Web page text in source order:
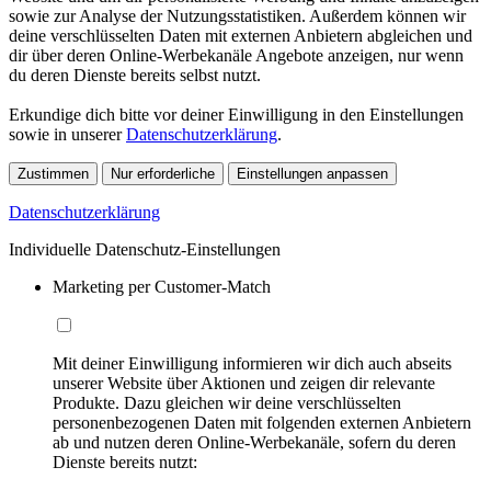
sowie zur Analyse der Nutzungsstatistiken. Außerdem können wir
deine verschlüsselten Daten mit externen Anbietern abgleichen und
dir über deren Online-Werbekanäle Angebote anzeigen, nur wenn
du deren Dienste bereits selbst nutzt.
Erkundige dich bitte vor deiner Einwilligung in den Einstellungen
sowie in unsererDatenschutzerklärung.
Zustimmen Nur erforderliche Einstellungen anpassen
Datenschutzerklärung
Individuelle Datenschutz-Einstellungen
Marketing per Customer-Match
Mit deiner Einwilligung informieren wir dich auch abseits
unserer Website über Aktionen und zeigen dir relevante
Produkte. Dazu gleichen wir deine verschlüsselten
personenbezogenen Daten mit folgenden externen Anbietern
ab und nutzen deren Online-Werbekanäle, sofern du deren
Dienste bereits nutzt: